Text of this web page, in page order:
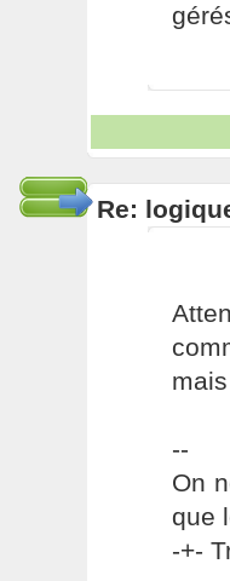
Re:
--
On
que
-+-